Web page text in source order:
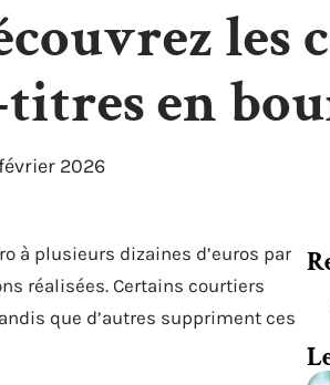
les
en
2026
à plusieurs dizaines d’euros par
réalisées. Certains courtiers
que d’autres suppriment ces